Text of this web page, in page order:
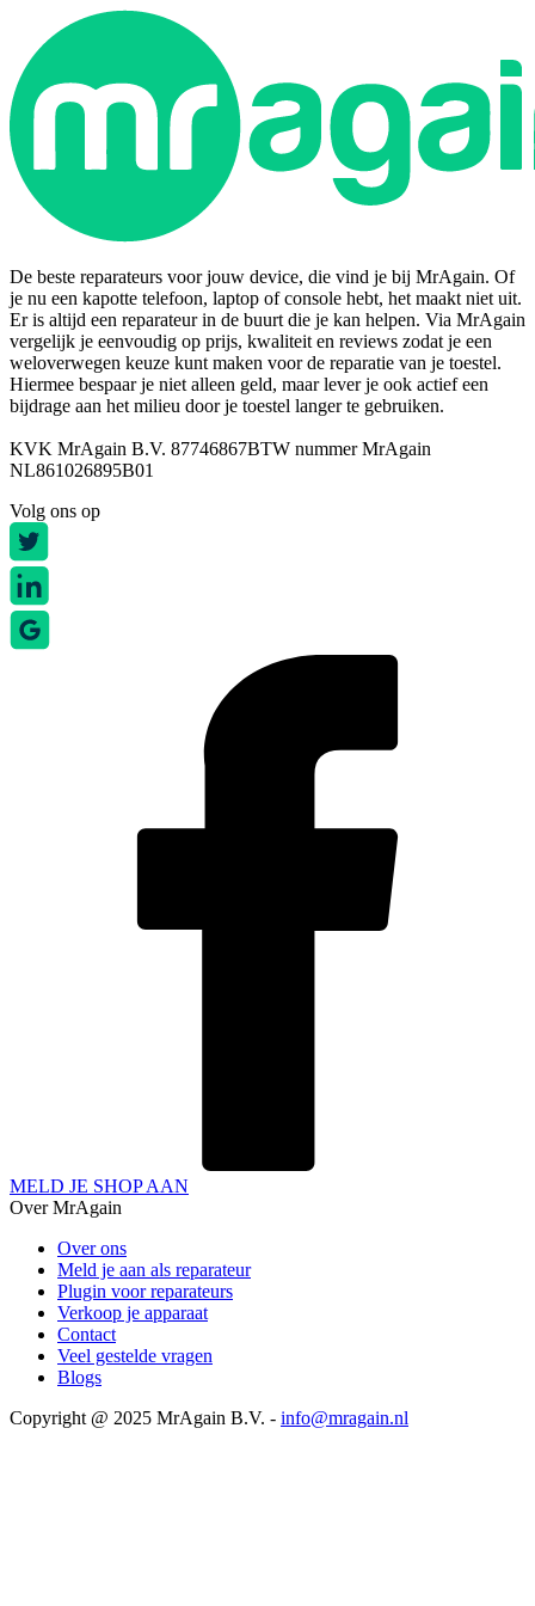
De beste reparateurs voor jouw device, die vind je bij MrAgain. Of
je nu een kapotte telefoon, laptop of console hebt, het maakt niet uit.
Er is altijd een reparateur in de buurt die je kan helpen. Via MrAgain
vergelijk je eenvoudig op prijs, kwaliteit en reviews zodat je een
weloverwegen keuze kunt maken voor de reparatie van je toestel.
Hiermee bespaar je niet alleen geld, maar lever je ook actief een
bijdrage aan het milieu door je toestel langer te gebruiken.
KVK MrAgain B.V. 87746867BTW nummer MrAgain
NL861026895B01
Volg ons op
MELD JE SHOP AAN
Over MrAgain
Over ons
Meld je aan als reparateur
Plugin voor reparateurs
Verkoop je apparaat
Contact
Veel gestelde vragen
Blogs
Copyright @ 2025 MrAgain B.V. - info@mragain.nl